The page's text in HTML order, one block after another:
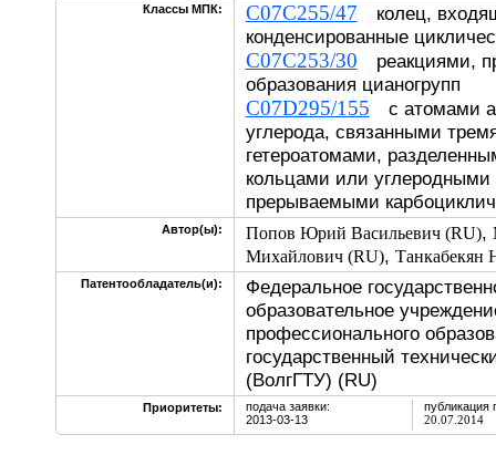
Классы МПК: C07C255/47 колец,
конденсированные
C07C253/30 реакциями,
образования цианогрупп
C07D295/155 с атомами
углерода, связанными
гетероатомами,
кольцами или
прерываемыми
Автор(ы): Попов Юрий Васильевич (RU),
Михайлович (RU), Танкабекян
Патентообладатель(и):
Федеральное
образовательное
профессионального
государственный
(ВолгГТУ) (RU)
Приоритеты:
подача заявки:
2013-03-13
публикация
20.07.2014